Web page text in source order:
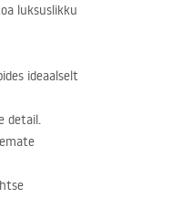
luksuslikku
ideaalselt
detail.